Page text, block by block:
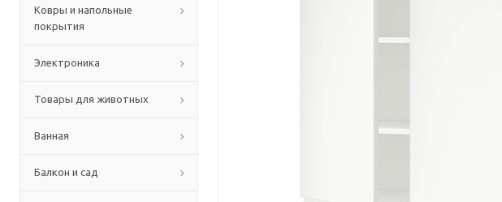
Ковры и напольные
покрытия
Электроника
Товары для животных
Ванная
Балкон и сад